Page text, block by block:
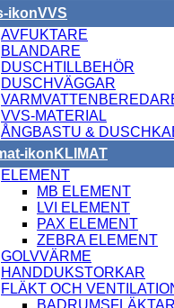
VVS
AVFUKTARE
BLANDARE
DUSCHTILLBEHÖR
DUSCHVÄGGAR
VVS-MATERIAL
ÅNGBASTU &
KLIMAT
ELEMENT
MB ELEMENT
LVI ELEMENT
PAX ELEMENT
ZEBRA ELEMENT
GOLVVÄRME
HANDDUKSTORKAR
FLÄKT OCH
BADRUMSFLÄKTAR